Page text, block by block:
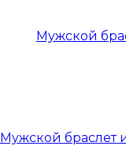
Мужской браслет